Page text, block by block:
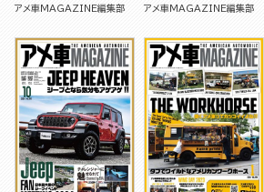
[雑誌]
アメ車MAGAZINE編集部
[雑誌]
アメ車MAGAZINE編集部